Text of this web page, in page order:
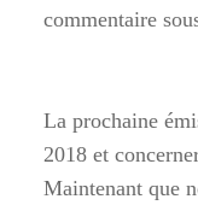
commentaire
La prochaine
2018 et
Maintenant que